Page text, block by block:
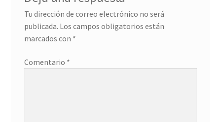
Detalles ceremonia, regalo publicitario, promocional
¿Quiénes somos?
Tu dirección de correo electrónico no será
publicada. Los campos obligatorios están
marcados con *
Comentario *